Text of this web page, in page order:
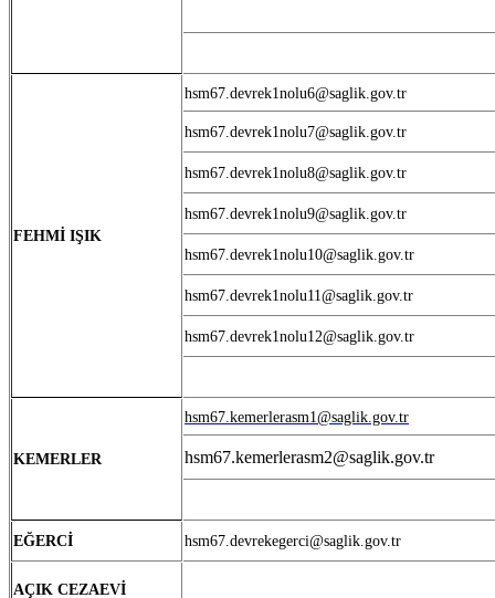
FEHMİ IŞIK
hsm67.devrek1nolu6@saglik.gov.tr
hsm67.devrek1nolu7@saglik.gov.tr
hsm67.devrek1nolu8@saglik.gov.tr
hsm67.devrek1nolu9@saglik.gov.tr
hsm67.devrek1nolu10@saglik.gov.tr
hsm67.devrek1nolu11@saglik.gov.tr
hsm67.devrek1nolu12@saglik.gov.tr
KEMERLER
hsm67.kemerlerasm1@saglik.gov.tr
hsm67.kemerlerasm2@saglik.gov.tr
EĞERCİ hsm67.devrekegerci@saglik.gov.tr
AÇIK CEZAEVİ